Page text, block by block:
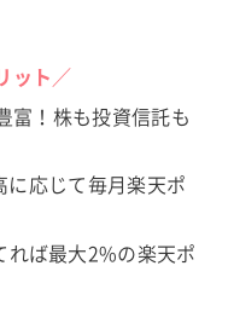
ット／
富！株も投資信託も
に応じて毎月楽天ポ
れば最大2%の楽天ポ